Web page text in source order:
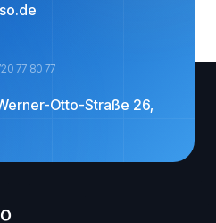
77 80 77
Otto-Straße 26,